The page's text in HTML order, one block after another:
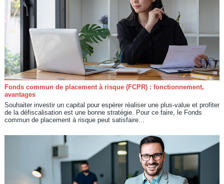
Fonds commun de placement à risque (FCPR) : fonctionnement,
avantages
Souhaiter investir un capital pour espérer réaliser une plus-value et profiter
de la défiscalisation est une bonne stratégie. Pour ce faire, le Fonds
commun de placement à risque peut satisfaire...